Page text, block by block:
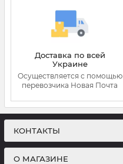
Доставка по всей
Украине
Осуществляется с помощью
перевозчика Новая Почта
КОНТАКТЫ
О МАГАЗИНЕ